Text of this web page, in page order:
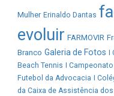
Mulher Erinaldo Dantas
evoluir FARMOVIR
Branco Galeria de Fotos
Beach Tennis
I
Futebol da Advocacia
I
da Caixa de Assistência